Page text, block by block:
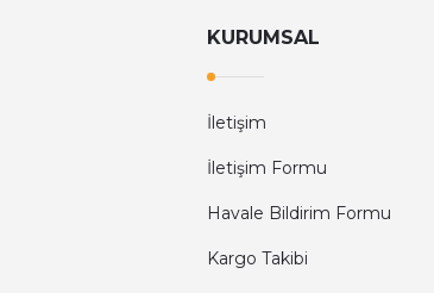
KURUMSAL
İletişim
İletişim Formu
Havale Bildirim Formu
Kargo Takibi